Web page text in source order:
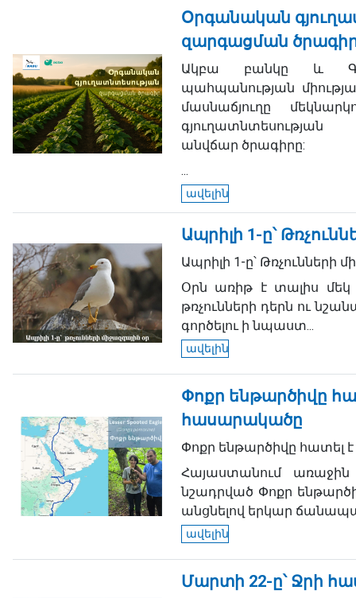
Օրգանական
զարգացման ծրագիր
Ակբա բանկը և
պահպանության
մասնաճյուղը
անվճար ծրագիրը:
...
ավելին
Ապրիլի 1-ը՝
Ապրիլի 1-ը՝ Թռչունների
Օրն առիթ է տալիս մեկ
թռչունների դերն ու
գործելու ի նպաստ...
ավելին
Փոքր ենթարծիվը
հասարակածը
Փոքր ենթարծիվը հատել
Հայաստանում
նշադրված Փոքր
անցնելով երկար
ավելին
Մարտի 22-ը՝ Ջրի